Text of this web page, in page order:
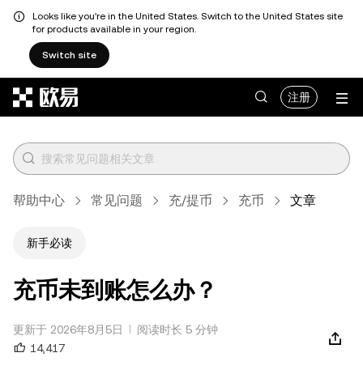
Looks like you're in the United States. Switch to the United States site
for products available in your region.
Switch site
注册
帮助中心 常见问题 充/提币 充币 文章
新手必读
充币未到账怎么办？
更新于 2026年8月5日
阅读时长 5 分钟
14,417